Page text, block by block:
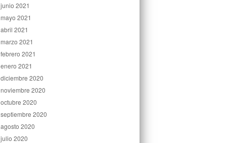
junio 2021
mayo 2021
abril 2021
marzo 2021
febrero 2021
enero 2021
diciembre 2020
noviembre 2020
octubre 2020
septiembre 2020
agosto 2020
julio 2020